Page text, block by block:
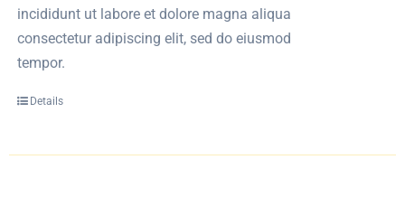
incididunt ut labore et dolore magna aliqua
consectetur adipiscing elit, sed do eiusmod
tempor.
Details